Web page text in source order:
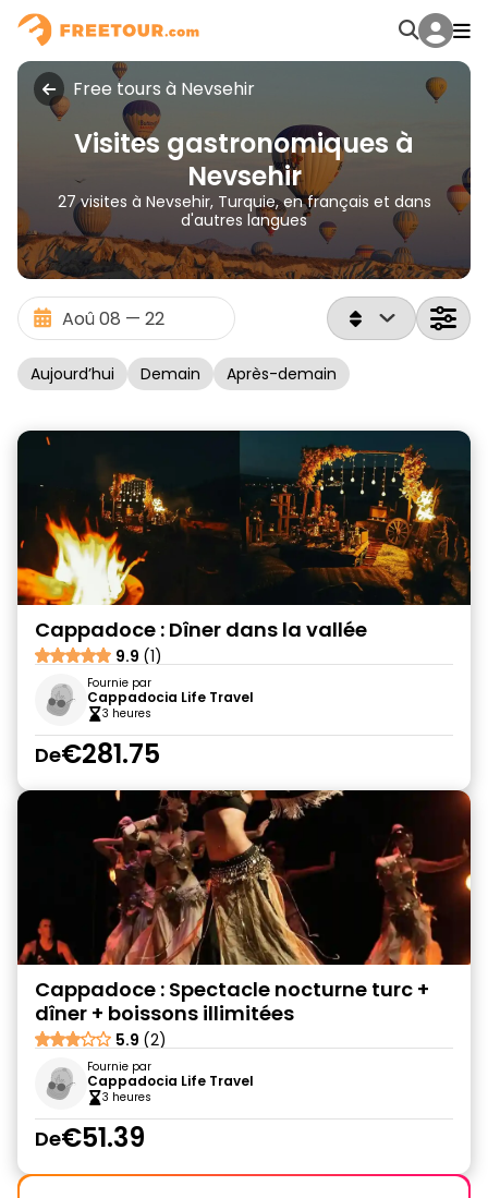
Free tours à Nevsehir
Visites gastronomiques à
Nevsehir
27 visites à Nevsehir, Turquie, en français et dans
d'autres langues
Aujourd’hui Demain Après-demain
Cappadoce : Dîner dans la vallée
9.9 (1)
Fournie par
Cappadocia Life Travel
3 heures
De€281.75
Cappadoce : Spectacle nocturne turc +
dîner + boissons illimitées
5.9 (2)
Fournie par
Cappadocia Life Travel
3 heures
De€51.39